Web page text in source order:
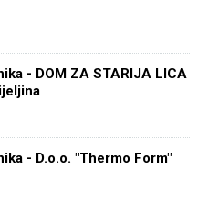
- DOM ZA STARIJA LICA
- D.o.o. "Thermo Form"